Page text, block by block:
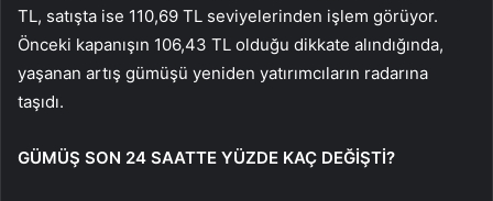
TL, satışta ise 110,69 TL seviyelerinden işlem görüyor.
Önceki kapanışın 106,43 TL olduğu dikkate alındığında,
yaşanan artış gümüşü yeniden yatırımcıların radarına
taşıdı.
GÜMÜŞ SON 24 SAATTE YÜZDE KAÇ DEĞİŞTİ?